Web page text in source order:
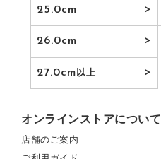
25.0cm
26.0cm
27.0cm以上
オンラインストアについて
店舗のご案内